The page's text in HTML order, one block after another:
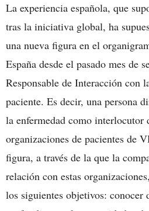
La experiencia española, que
tras la iniciativa global, ha
una nueva figura en el
España desde el pasado mes de
Responsable de Interacción con
paciente. Es decir, una persona
la enfermedad como interlocutor
organizaciones de pacientes de
figura, a través de la que la
relación con estas
los siguientes objetivos: conocer